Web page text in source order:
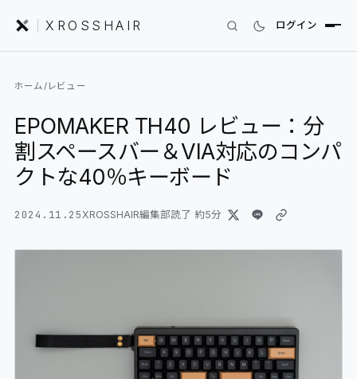
XROSSHAIR ログイン
01製品を探す SEARCH
02 編集部レビュー
03ニュース
用語集 GLOSSARY
ホーム/レビュー
EPOMAKER TH40 レビュー：分
割スペースバー＆VIA対応のコンパ
クトな40％キーボード
2024.11.25XROSSHAIR編集部読了 約5分